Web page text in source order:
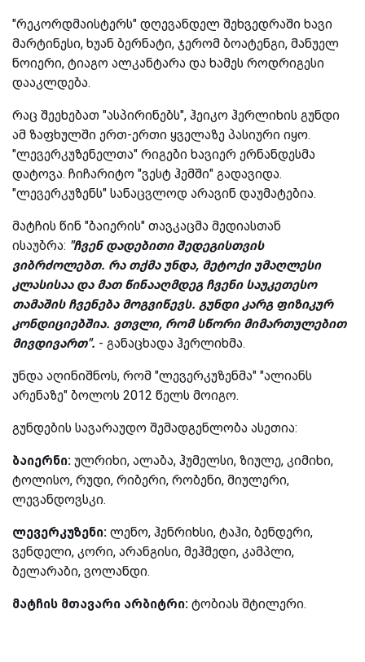
"რეკორდმაისტერს" დღევანდელ შეხვედრაში ხავი
მარტინესი, ხუან ბერნატი, ჯერომ ბოატენგი, მანუელ
ნოიერი, ტიაგო ალკანტარა და ხამეს როდრიგესი
დააკლდება.
რაც შეეხებათ "ასპირინებს", ჰეიკო ჰერლიხის გუნდი
ამ ზაფხულში ერთ-ერთი ყველაზე პასიური იყო.
"ლევერკუზენელთა" რიგები ხავიერ ერნანდესმა
დატოვა. ჩიჩარიტო "ვესტ ჰემში" გადავიდა.
"ლევერკუზენს" სანაცვლოდ არავინ დაუმატებია.
მატჩის წინ "ბაიერის" თავკაცმა მედიასთან
ისაუბრა: "ჩვენ დადებითი შედეგისთვის
ვიბრძოლებთ. რა თქმა უნდა, მეტოქი უმაღლესი
კლასისაა და მათ წინააღმდეგ ჩვენი საუკეთესო
თამაშის ჩვენება მოგვიწევს. გუნდი კარგ ფიზიკურ
კონდიციებშია. ვთვლი, რომ სწორი მიმართულებით
მივდივართ". - განაცხადა ჰერლიხმა.
უნდა აღინიშნოს, რომ "ლევერკუზენმა" "ალიანს
არენაზე" ბოლოს 2012 წელს მოიგო.
გუნდების სავარაუდო შემადგენლობა ასეთია:
ბაიერნი: ულრიხი, ალაბა, ჰუმელსი, ზიულე, კიმიხი,
ტოლისო, რუდი, რიბერი, რობენი, მიულერი,
ლევანდოვსკი.
ლევერკუზენი: ლენო, ჰენრიხსი, ტაჰი, ბენდერი,
ვენდელი, კორი, არანგისი, მეჰმედი, კამპლი,
ბელარაბი, ვოლანდი.
მატჩის მთავარი არბიტრი: ტობიას შტილერი.